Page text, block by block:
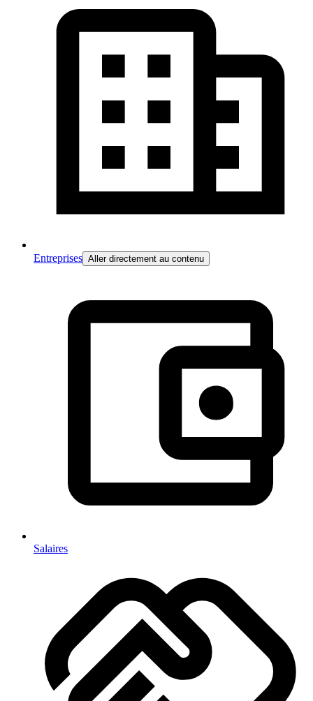
Entreprises Aller directement au contenu
Salaires